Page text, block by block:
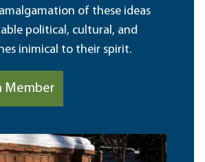
of these ideas
political, cultural, and
inimical to their spirit.
Member